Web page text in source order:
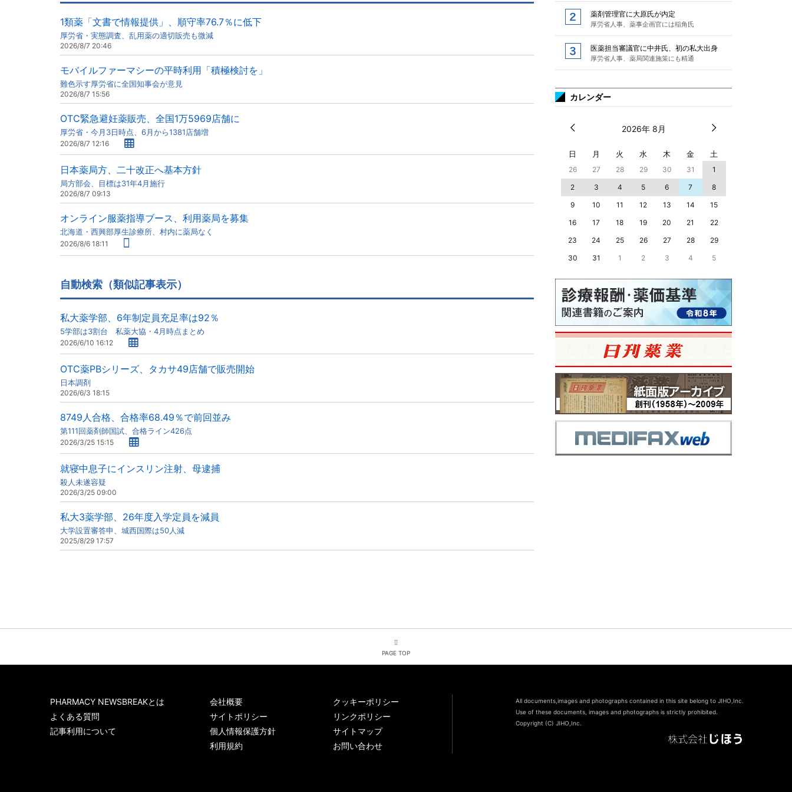
1類薬「文書で情報提供」、順守率76.7％に低下
厚労省・実態調査、乱用薬の適切販売も微減
2026/8/7 20:46
モバイルファーマシーの平時利用「積極検討を」
難色示す厚労省に全国知事会が意見
2026/8/7 15:56
OTC緊急避妊薬販売、全国1万5969店舗に
厚労省・今月3日時点、6月から1381店舗増
2026/8/7 12:16
日本薬局方、二十改正へ基本方針
局方部会、目標は31年4月施行
2026/8/7 09:13
オンライン服薬指導ブース、利用薬局を募集
北海道・西興部厚生診療所、村内に薬局なく
2026/8/6 18:11
自動検索（類似記事表示）
私大薬学部、6年制定員充足率は92％
5学部は3割台 私薬大協・4月時点まとめ
2026/6/10 16:12
OTC薬PBシリーズ、タカサ49店舗で販売開始
日本調剤
2026/6/3 18:15
8749人合格、合格率68.49％で前回並み
第111回薬剤師国試、合格ライン426点
2026/3/25 15:15
就寝中息子にインスリン注射、母逮捕
殺人未遂容疑
2026/3/25 09:00
私大3薬学部、26年度入学定員を減員
大学設置審答申、城西国際は50人減
2025/8/29 17:57
薬剤管理官に大原氏が内定
厚労省人事、薬事企画官には稲角氏
医薬担当審議官に中井氏、初の私大出身
厚労省人事、薬局関連施策にも精通
カレンダー
2026年 8月
日 月 火 水 木 金 土
26 27 28 29 30 31
1
2
3 4 5 6 7
8
9
10 11 12 13 14
15
16
17 18 19 20 21
22
23
24 25 26 27 28
29
30
31 1 2 3 4 5
PAGE TOP
PHARMACY NEWSBREAKとは
よくある質問
記事利用について
会社概要
サイトポリシー
個人情報保護方針
利用規約
クッキーポリシー
リンクポリシー
サイトマップ
お問い合わせ
All documents,images and photographs contained in this site belong to JIHO,Inc.
Use of these documents, images and photographs is strictly prohibited.
Copyright (C) JIHO,Inc.